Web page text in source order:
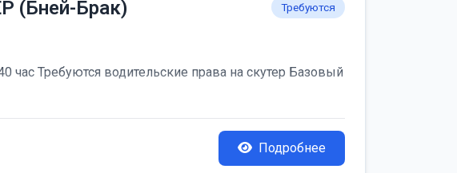
(Бней-Брак) Требуются
час Требуются водительские права на скутер Базовый
Подробнее